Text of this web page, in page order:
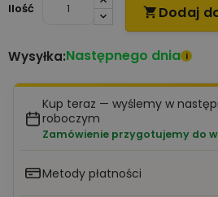
Ilość
 Dodaj
Wysyłka:Następnego dnia i
Kup teraz — wyślemy w
roboczym
Zamówienie przygotujemy do
Metody płatności